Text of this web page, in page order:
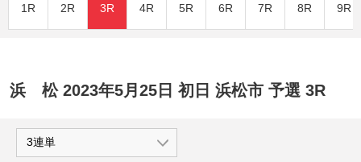
1R 2R 3R 4R 5R 6R 7R 8R 9R
浜 松 2023年5月25日 初日 浜松市 予選 3R